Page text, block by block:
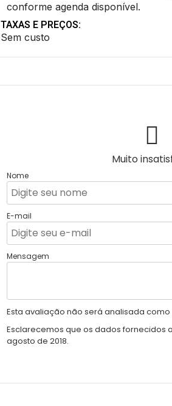
conforme agenda disponível.
TAXAS E PREÇOS:
Sem custo
Muito
Nome
E-mail
Mensagem
Esta avaliação não será analisada
Esclarecemos que os dados fornecidos
agosto de 2018.